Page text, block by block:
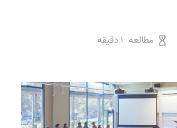
مطالعه 1 دقیقه